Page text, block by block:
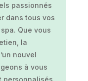
passionnés
dans tous vos
Que vous
la
nouvel
à vous
personnalisés.